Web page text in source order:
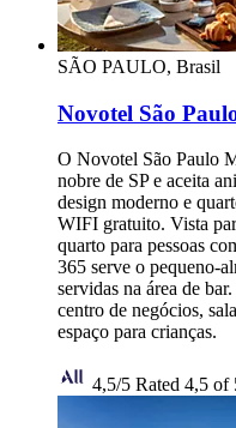
SÃO PAULO, Brasil
Novotel São
O Novotel São Paulo
nobre de SP e aceita
design moderno e
WIFI gratuito. Vista
quarto para pessoas
365 serve o pequeno-
servidas na área de
centro de negócios,
espaço para crianças.
4,5/5 Rated 4,5 of